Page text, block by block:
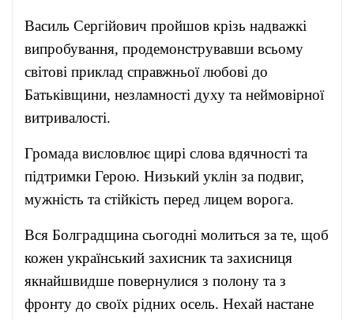
Василь Сергійович пройшов крізь надважкі
випробування, продемонструвавши всьому
світові приклад справжньої любові до
Батьківщини, незламності духу та неймовірної
витривалості.
Громада висловлює щирі слова вдячності та
підтримки Герою. Низький уклін за подвиг,
мужність та стійкість перед лицем ворога.
Вся Болградщина сьогодні молиться за те, щоб
кожен український захисник та захисниця
якнайшвидше повернулися з полону та з
фронту до своїх рідних осель. Нехай настане